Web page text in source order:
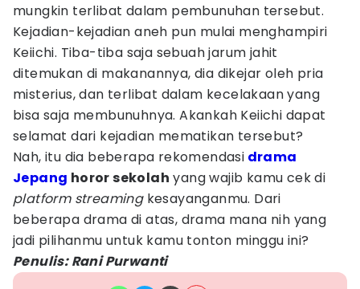
mungkin terlibat dalam pembunuhan tersebut.
Kejadian-kejadian aneh pun mulai menghampiri
Keiichi. Tiba-tiba saja sebuah jarum jahit
ditemukan di makanannya, dia dikejar oleh pria
misterius, dan terlibat dalam kecelakaan yang
bisa saja membunuhnya. Akankah Keiichi dapat
selamat dari kejadian mematikan tersebut?
Nah, itu dia beberapa rekomendasi drama
Jepang horor sekolah yang wajib kamu cek di
platform streamingkesayanganmu. Dari
beberapa drama di atas, drama mana nih yang
jadi pilihanmu untuk kamu tonton minggu ini?
Penulis: Rani Purwanti